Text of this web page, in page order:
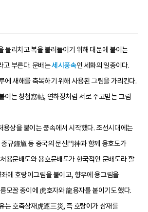
물리치고 복을 불러들이기 위해 대문에 붙이는
고 부른다. 문배는세시풍속인 세화의 일종이다.
에 새해를 축복하기 위해 사용된 그림을 가리킨다.
이는 창첩窓帖, 연하장처럼 서로 주고받는 그림
용상을 붙이는 풍속에서 시작했다. 조선시대에는
규鐘馗 등 중국의 문신門神과 함께 용호도가
용문배도와 용호문배도가 한국적인 문배도라 할
에 호랑이그림을 붙이고, 향우에 용그림을
모꼴 종이에 虎호자와 龍용자를 붙이기도 했다.
는 호축삼재虎逐三災, 즉 호랑이가 삼재를